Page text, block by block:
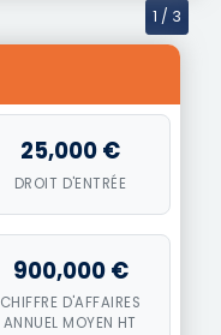
2 / 3
25,000 €
DROIT D'ENTRÉE
900,000 €
CHIFFRE D'AFFAIRES
ANNUEL MOYEN HT